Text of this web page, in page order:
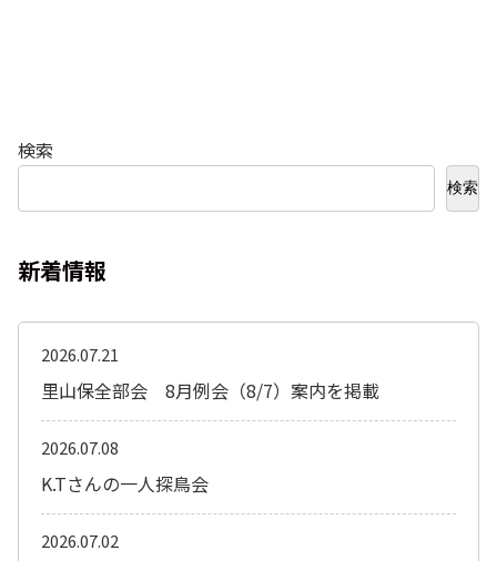
検索
検索
新着情報
里山保全部会 8月例会（8/7）案内を掲載
2026.07.21
K.Tさんの一人探鳥会
2026.07.08
2026.07.02